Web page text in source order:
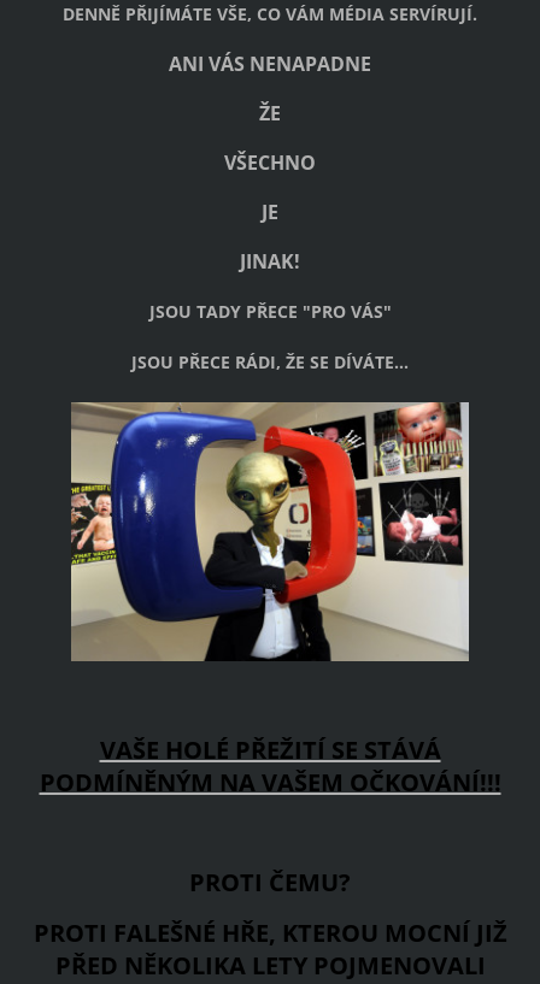
DENNĚ PŘIJÍMÁTE VŠE, CO VÁM MÉDIA SERVÍRUJÍ.
ANI VÁS NENAPADNE
ŽE
VŠECHNO
JE
JINAK!
JSOU TADY PŘECE "PRO VÁS"
JSOU PŘECE RÁDI, ŽE SE DÍVÁTE...
VAŠE HOLÉ PŘEŽITÍ SE STÁVÁ
PODMÍNĚNÝM NA VAŠEM OČKOVÁNÍ!!!
PROTI ČEMU?
PROTI FALEŠNÉ HŘE, KTEROU MOCNÍ JIŽ
PŘED NĚKOLIKA LETY POJMENOVALI